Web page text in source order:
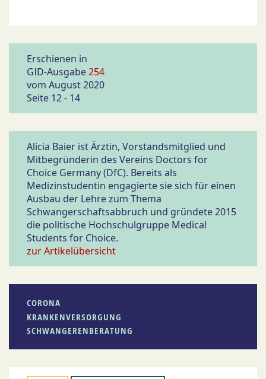
Erschienen in
GID-Ausgabe254
vom August 2020
Seite 12 - 14
Alicia Baier ist Ärztin, Vorstandsmitglied und
Mitbegründerin des Vereins Doctors for
Choice Germany (DfC). Bereits als
Medizinstudentin engagierte sie sich für einen
Ausbau der Lehre zum Thema
Schwangerschaftsabbruch und gründete 2015
die politische Hochschulgruppe Medical
Students for Choice.
zur Artikelübersicht
CORONA
KRANKENVERSORGUNG
SCHWANGERENBERATUNG